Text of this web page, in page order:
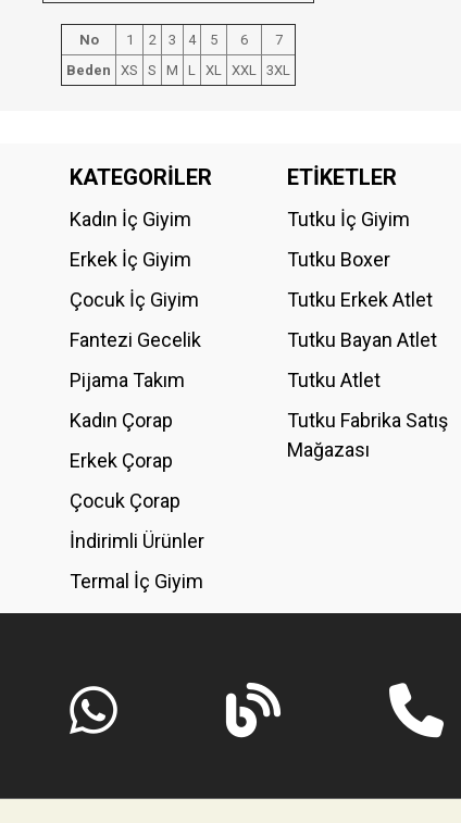
No 1 2 3 4 5 6
7
Beden
XS S M L XL XXL 3XL
Bu ürüne ilk yorumu siz yapın!
KATEGORİLER
Kadın İç Giyim
Erkek İç Giyim
Çocuk İç Giyim
Fantezi Gecelik
Pijama Takım
Kadın Çorap
Erkek Çorap
Çocuk Çorap
İndirimli Ürünler
Termal İç Giyim
ETİKETLER
Tutku İç Giyim
Tutku Boxer
Tutku Erkek Atlet
Tutku Bayan Atlet
Tutku Atlet
Tutku Fabrika Satış
Mağazası